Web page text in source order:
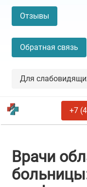
Отзывы
Обратная связь
Для
+7
Врачи